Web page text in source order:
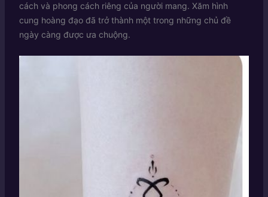
cách và phong cách riêng của người mang. Xăm hình
cung hoàng đạo đã trở thành một trong những chủ đề
ngày càng được ưa chuộng.